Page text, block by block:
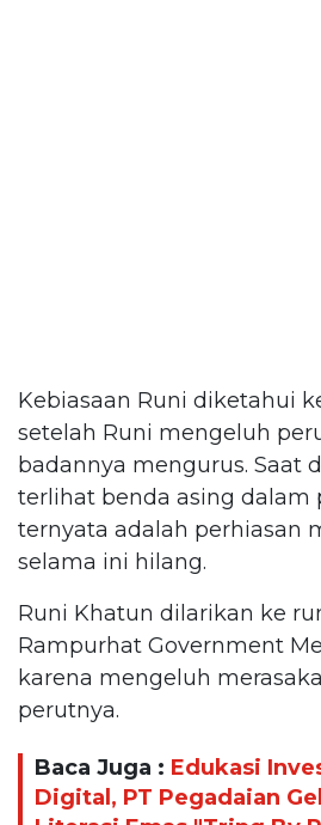
Kebiasaan Runi diketahui
setelah Runi mengeluh
badannya mengurus. Saat
terlihat benda asing dalam
ternyata adalah perhiasan
selama ini hilang.
Runi Khatun dilarikan ke
Rampurhat Government
karena mengeluh
perutnya.
Baca Juga : Edukasi
Digital, PT Pegadaian